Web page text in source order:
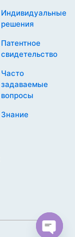
Индивидуальные
решения
Патентное
свидетельство
Часто
задаваемые
вопросы
Знание